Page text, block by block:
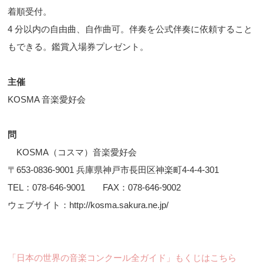
着順受付。
4 分以内の自由曲、自作曲可。伴奏を公式伴奏に依頼すること
もできる。鑑賞入場券プレゼント。
主催
KOSMA 音楽愛好会
問
KOSMA（コスマ）音楽愛好会
〒653-0836-9001 兵庫県神戸市長田区神楽町4-4-4-301
TEL：078-646-9001 FAX：078-646-9002
ウェブサイト：http://kosma.sakura.ne.jp/
「日本の世界の音楽コンクール全ガイド」もくじはこちら